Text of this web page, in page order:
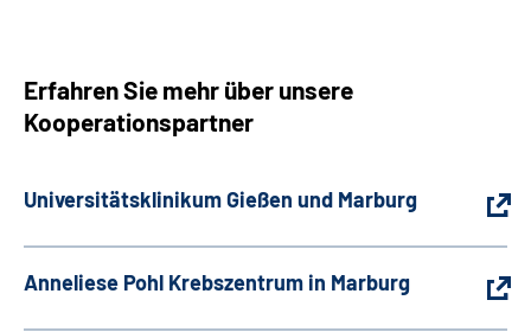
Gebärdensprache
Login
Erfahren Sie mehr über unsere
Kooperationspartner
Universitätsklinikum Gießen und Marburg
Anneliese Pohl Krebszentrum in Marburg